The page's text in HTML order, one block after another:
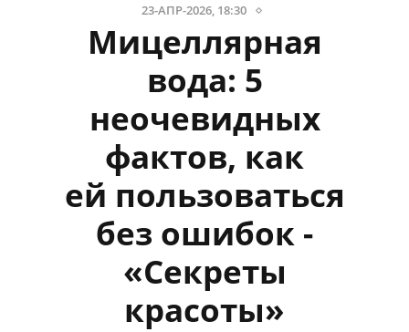
23-АПР-2026, 18:30
Мицеллярная
вода: 5
неочевидных
фактов, как
ей пользоваться
без ошибок -
«Секреты
красоты»